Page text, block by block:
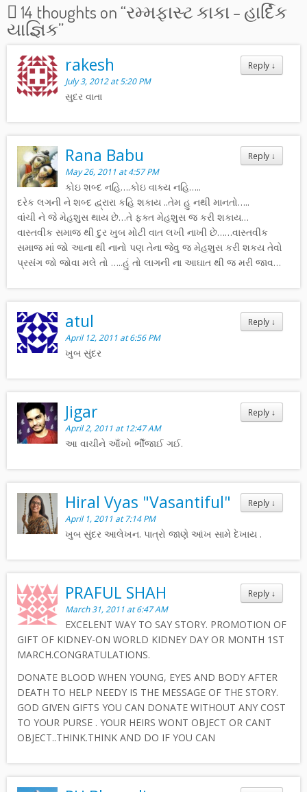
14 thoughts on “રમ્મફાસ્ટ કાકા – હાર્દિક
યાજ્ઞિક”
Reply ↓
rakesh
July 3, 2012 at 5:20 PM
સુદર વાતા
Reply ↓
Rana Babu
May 26, 2011 at 4:57 PM
કોઇ શબ્દ નહિ….કોઇ વાક્ય નહિ…..
દરેક લગની ને શબ્દ દ્વ્રારા કહિ શકાય ..તેમ હુ નથી માનતો…..
વાંચી ને જે મેહશુસ થાય છે…તે ફક્ત મેહશુસ જ કરી શકાય…
વાસ્તવીક સમાજ થી દુર ખુબ મોટી વાત લખી નાખી છે……વાસ્તવીક
સમાજ માં જો આના થી નાનો પણ તેના જેવુ જ મેહશુસ કરી શકય તેવો
પ્રસંગ જો જોવા મલે તો …..હું તો લાગની ના આઘાત થી જ મરી જાવ…
Reply ↓
atul
April 12, 2011 at 6:56 PM
ખુબ સુંદર
Reply ↓
Jigar
April 2, 2011 at 12:47 AM
આ વાચીને આઁખો ભીઁજાઈ ગઈ.
Reply ↓
Hiral Vyas "Vasantiful"
April 1, 2011 at 7:14 PM
ખુબ સુંદર આલેખન. પાત્રો જાણે આંખ સામે દેખાય .
Reply ↓
PRAFUL SHAH
March 31, 2011 at 6:47 AM
EXCELENT WAY TO SAY STORY. PROMOTION OF
GIFT OF KIDNEY-ON WORLD KIDNEY DAY OR MONTH 1ST
MARCH.CONGRATULATIONS.
DONATE BLOOD WHEN YOUNG, EYES AND BODY AFTER
DEATH TO HELP NEEDY IS THE MESSAGE OF THE STORY.
GOD GIVEN GIFTS YOU CAN DONATE WITHOUT ANY COST
TO YOUR PURSE . YOUR HEIRS WONT OBJECT OR CANT
OBJECT..THINK.THINK AND DO IF YOU CAN